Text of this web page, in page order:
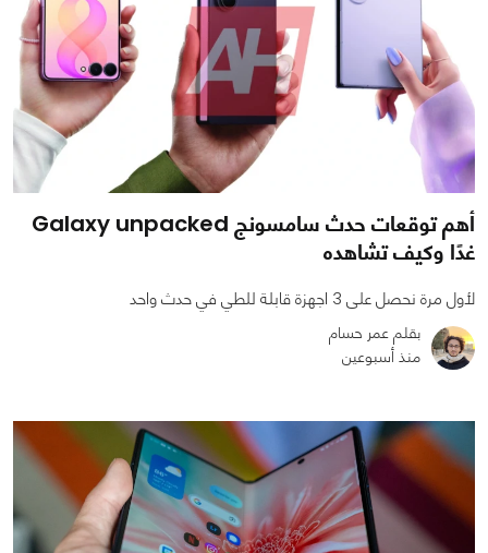
601
0
0
أهم توقعات حدث سامسونج Galaxy unpacked
غدًا وكيف تشاهده
لأول مرة نحصل على 3 اجهزة قابلة للطي في حدث واحد
بقلم عمر حسام
منذ أسبوعين